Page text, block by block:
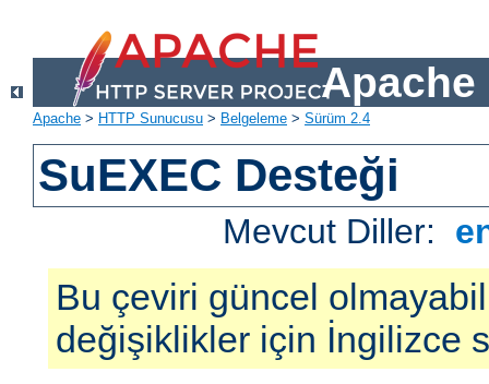
Apache
Apache > HTTP Sunucusu > Belgeleme > Sürüm 2.4
SuEXEC Desteği
Mevcut Diller:
Bu çeviri güncel
değişiklikler için İngilizce